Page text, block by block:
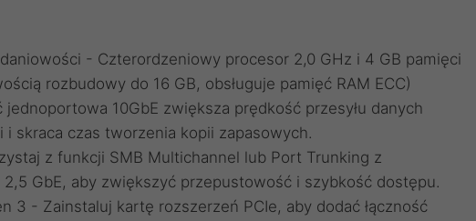
- Czterordzeniowy procesor 2,0 GHz i 4 GB pamięci
rozbudowy do 16 GB, obsługuje pamięć RAM ECC)
jednoportowa 10GbE zwiększa prędkość przesyłu danych
skraca czas tworzenia kopii zapasowych.
z funkcji SMB Multichannel lub Port Trunking z
GbE, aby zwiększyć przepustowość i szybkość dostępu.
3 - Zainstaluj kartę rozszerzeń PCIe, aby dodać łączność